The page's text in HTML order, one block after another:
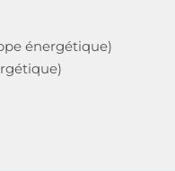
énergétique)